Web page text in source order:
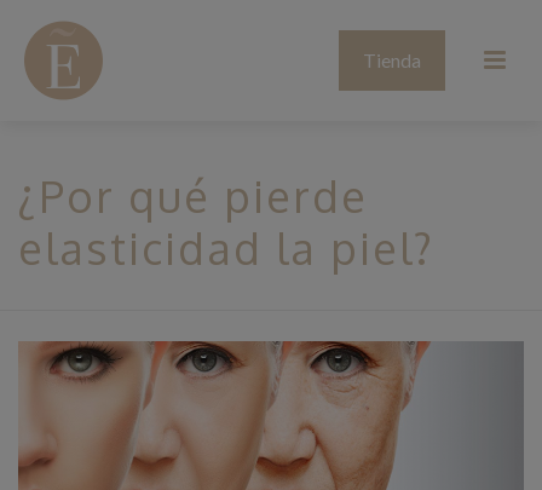
Tienda
¿Por qué pierde
elasticidad la piel?